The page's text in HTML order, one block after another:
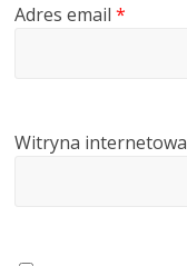
Adres email*
Witryna internetowa